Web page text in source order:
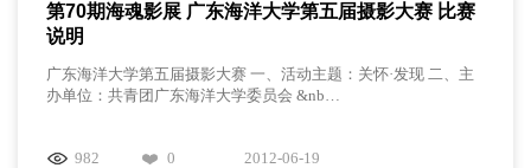
第70期海魂影展 广东海洋大学第五届摄影大赛 比赛
说明
广东海洋大学第五届摄影大赛 一、活动主题：关怀·发现 二、主
办单位：共青团广东海洋大学委员会 &nb…
982 0 2012-06-19